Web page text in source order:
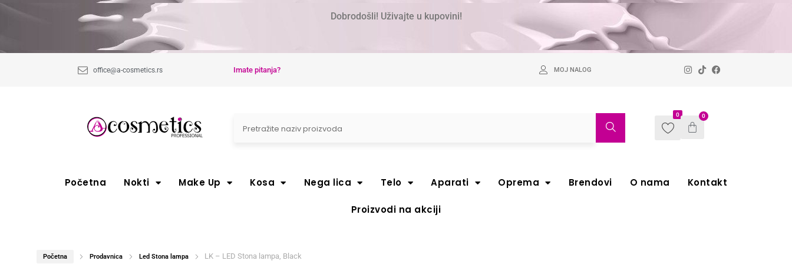
Dobrodošli! Uživajte u kupovini!
office@a-cosmetics.rs Imate pitanja? MOJ NALOG
0 0
Početna Nokti Make Up Kosa Nega lica Telo Aparati Oprema Brendovi O nama Kontakt
Proizvodi na akciji
Početna Prodavnica Led Stona lampa LK – LED Stona lampa, Black